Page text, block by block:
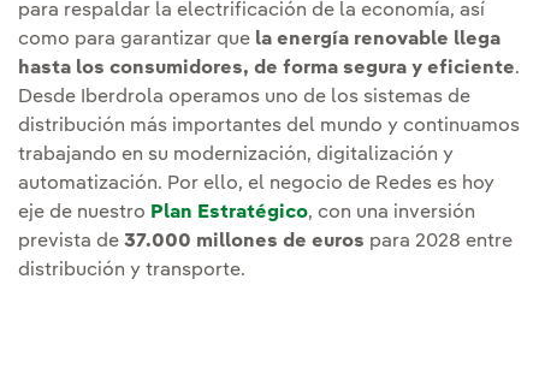
para respaldar la electrificación de la economía, así
como para garantizar que la energía renovable llega
hasta los consumidores, de forma segura y eficiente.
Desde Iberdrola operamos uno de los sistemas de
distribución más importantes del mundo y continuamos
trabajando en su modernización, digitalización y
automatización. Por ello, el negocio de Redes es hoy
eje de nuestro Plan Estratégico, con una inversión
prevista de 37.000 millones de euros para 2028 entre
distribución y transporte.